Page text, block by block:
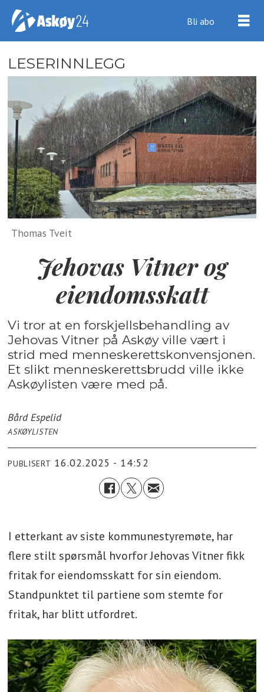
Bli abo
LESERINNLEGG
Thomas Tveit
Jehovas Vitner og
eiendomsskatt
Vi tror at en forskjellsbehandling av
Jehovas Vitner på Askøy ville vært i
strid med menneskerettskonvensjonen.
Et slikt menneskerettsbrudd ville ikke
Askøylisten være med på.
Bård Espelid
ASKØYLISTEN
PUBLISERT 16.02.2025 - 14:52
I etterkant av siste kommunestyremøte, har
flere stilt spørsmål hvorfor Jehovas Vitner fikk
fritak for eiendomsskatt for sin eiendom.
Standpunktet til partiene som stemte for
fritak, har blitt utfordret.